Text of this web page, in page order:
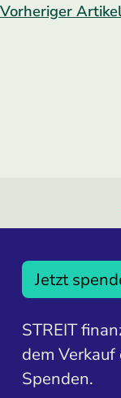
Vorheriger
Jetzt
STREIT
dem
Spenden.